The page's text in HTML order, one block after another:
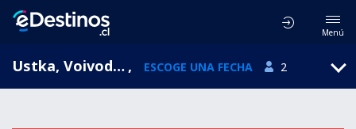
Menú
Ustka, Voivodato de Pomerania, Polonia , ESCOGE UNA FECHA 2